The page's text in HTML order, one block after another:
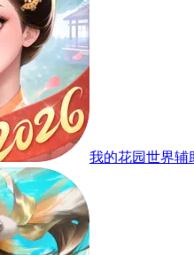
我的花园世界辅